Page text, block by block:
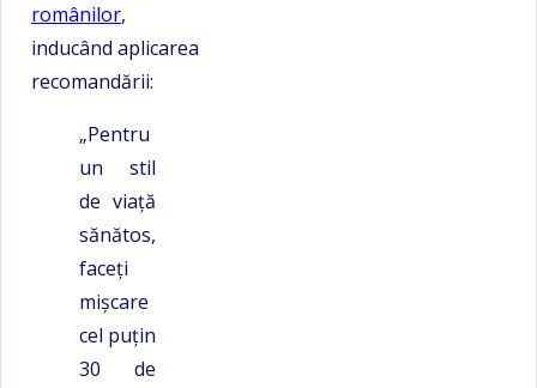
românilor,
inducând aplicarea
recomandării:
„Pentru
un stil
de viaţă
sănătos,
faceți
mișcare
cel puțin
30 de